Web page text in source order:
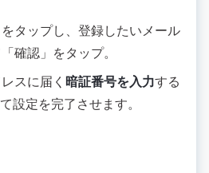
をタップし、登録したいメール
確認」をタップ。
スに届く 暗証番号を入力する
設定を完了させます。